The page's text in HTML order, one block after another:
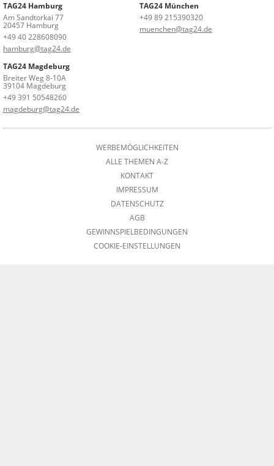
TAG24 Hamburg
Am Sandtorkai 77
20457 Hamburg
+49 40 228608090
hamburg@tag24.de
TAG24 München
+49 89 215390320
muenchen@tag24.de
TAG24 Magdeburg
Breiter Weg 8-10A
39104 Magdeburg
+49 391 50548260
magdeburg@tag24.de
WERBEMÖGLICHKEITEN
ALLE THEMEN A-Z
KONTAKT
IMPRESSUM
DATENSCHUTZ
AGB
GEWINNSPIELBEDINGUNGEN
COOKIE-EINSTELLUNGEN